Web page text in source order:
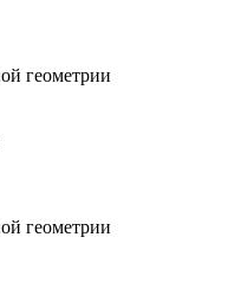
геометрии
геометрии